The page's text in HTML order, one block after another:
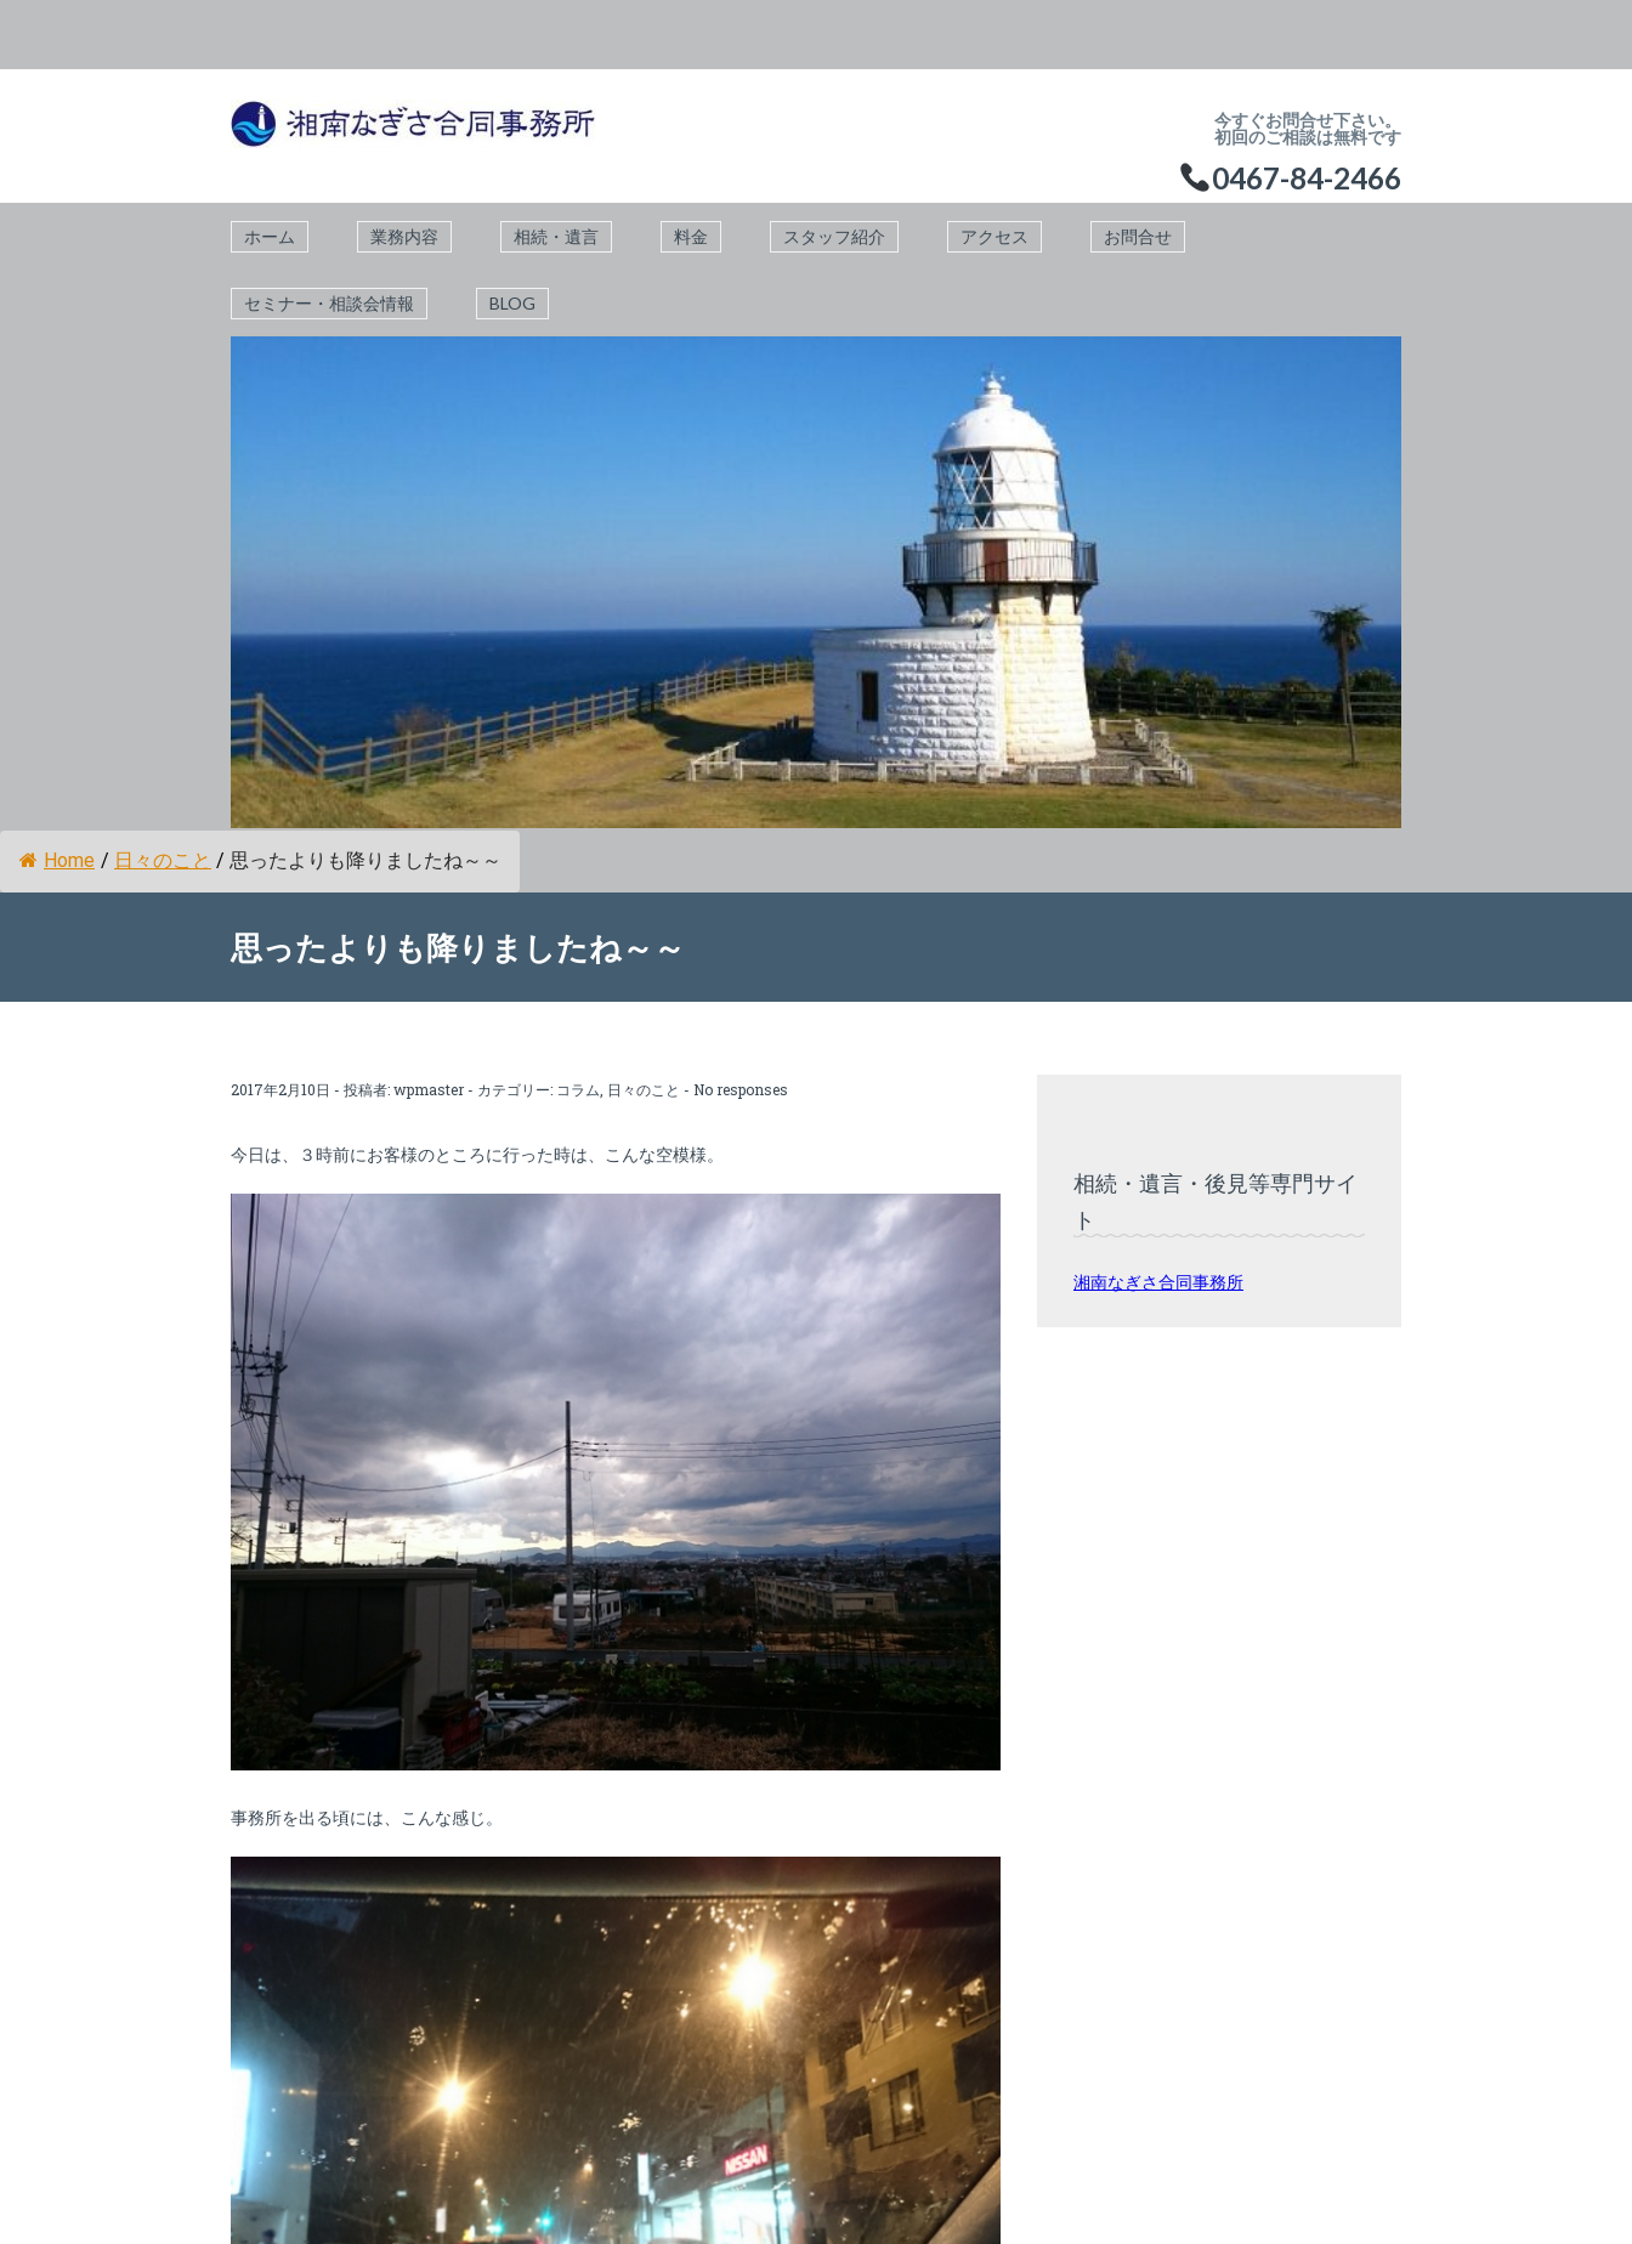
今すぐお問合せ下さい。
初回のご相談は無料です
0467-84-2466
ホーム 業務内容 相続・遺言 料金 スタッフ紹介 アクセス お問合せ
セミナー・相談会情報 BLOG
Home / 日々のこと / 思ったよりも降りましたね～～
思ったよりも降りましたね～～
2017年2月10日 - 投稿者:wpmaster - カテゴリー: コラム 日々のこと - No responses
今日は、３時前にお客様のところに行った時は、こんな空模様。
事務所を出る頃には、こんな感じ。
相続・遺言・後見等専門サイ
ト
湘南なぎさ合同事務所